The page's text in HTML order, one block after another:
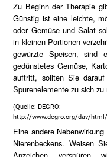
Zu Beginn der Therapie
Günstig ist eine leichte,
oder Gemüse und Salat
in kleinen Portionen
gewürzte Speisen, sind
gedünstetes Gemüse,
auftritt, sollten Sie
Spurenelemente zu sich zu
(Quelle: DEGRO:
http://www.degro.org/dav/
Eine andere
Nierenbeckens. Weisen
Anzeichen verspüren